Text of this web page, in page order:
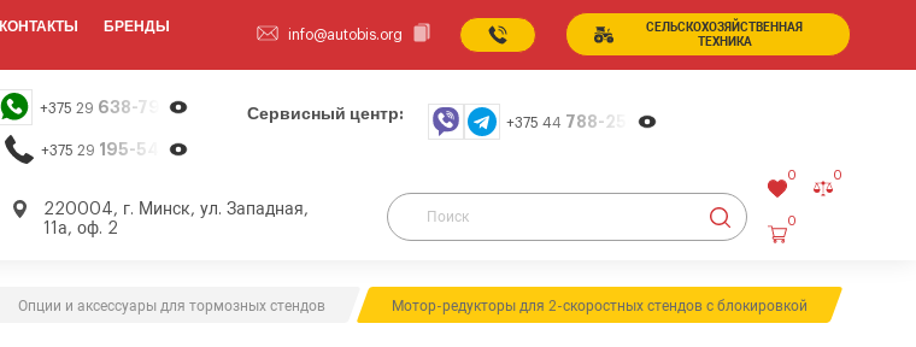
КОНТАКТЫ
БРЕНДЫ
info@autobis.org
СЕЛЬСКОХОЗЯЙСТВЕННАЯ
ТЕХНИКА
+375 29 638-79-23
+375 29 195-54-65
Сервисный центр:
+375 44 788-25-99
220004, г. Минск, ул. Западная,
11а, оф. 2
0 0
0
Опции и аксессуары для тормозных стендов Мотор-редукторы для 2-скоростных стендов с блокировкой